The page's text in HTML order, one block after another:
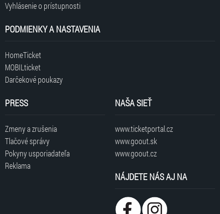
Vyhlásenie o prístupnosti
PODMIENKY A NASTAVENIA
HomeTicket
MOBILticket
Darčekové poukazy
PRESS
Zmeny a zrušenia
Tlačové správy
Pokyny usporiadateľa
Reklama
NAŠA SIEŤ
www.ticketportal.cz
www.goout.sk
www.goout.cz
NÁJDETE NÁS AJ NA